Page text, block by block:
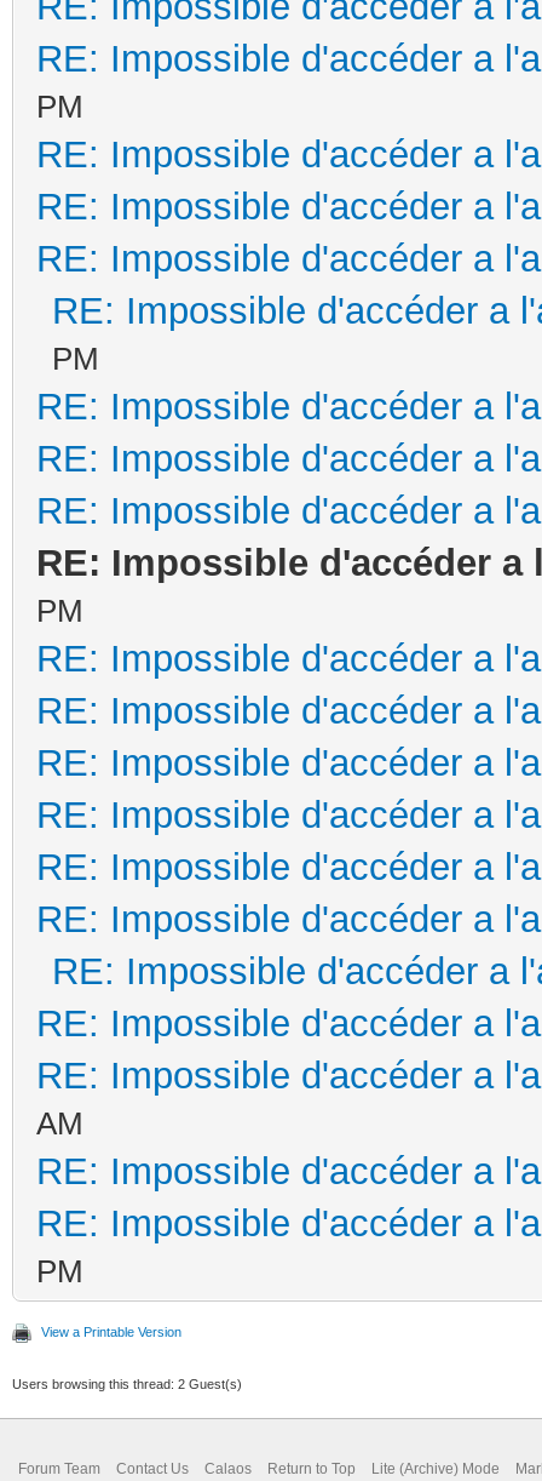
RE: Impossible d'accéder a
PM
RE: Impossible d'accéder a
RE: Impossible d'accéder a
RE: Impossible d'accéder a
RE: Impossible d'accéder a
PM
RE: Impossible d'accéder a
RE: Impossible d'accéder a
RE: Impossible d'accéder a
RE: Impossible d'accéder a
PM
RE: Impossible d'accéder a
RE: Impossible d'accéder a
RE: Impossible d'accéder a
RE: Impossible d'accéder a
RE: Impossible d'accéder a
RE: Impossible d'accéder a
RE: Impossible d'accéder a
RE: Impossible d'accéder a
RE: Impossible d'accéder a
AM
RE: Impossible d'accéder a
RE: Impossible d'accéder a
PM
View a Printable Version
Users browsing this thread: 2 Guest(s)
Forum Team Contact Us Calaos Return to Top Lite (Archive) Mode